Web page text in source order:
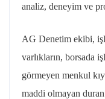
analiz, deneyim ve
AG Denetim ekibi,
varlıkların, borsada
görmeyen menkul
maddi olmayan